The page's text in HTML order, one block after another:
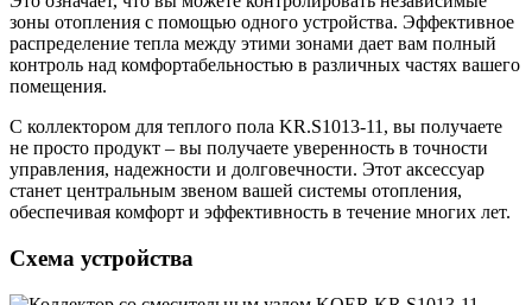
зоны отопления с помощью одного устройства. Эффективное
распределение тепла между этими зонами дает вам полный
контроль над комфортабельностью в различных частях вашего
помещения.
С коллектором для теплого пола KR.S1013-11, вы получаете
не просто продукт – вы получаете уверенность в точности
управления, надежности и долговечности. Этот аксессуар
станет центральным звеном вашей системы отопления,
обеспечивая комфорт и эффективность в течение многих лет.
Схема устройства